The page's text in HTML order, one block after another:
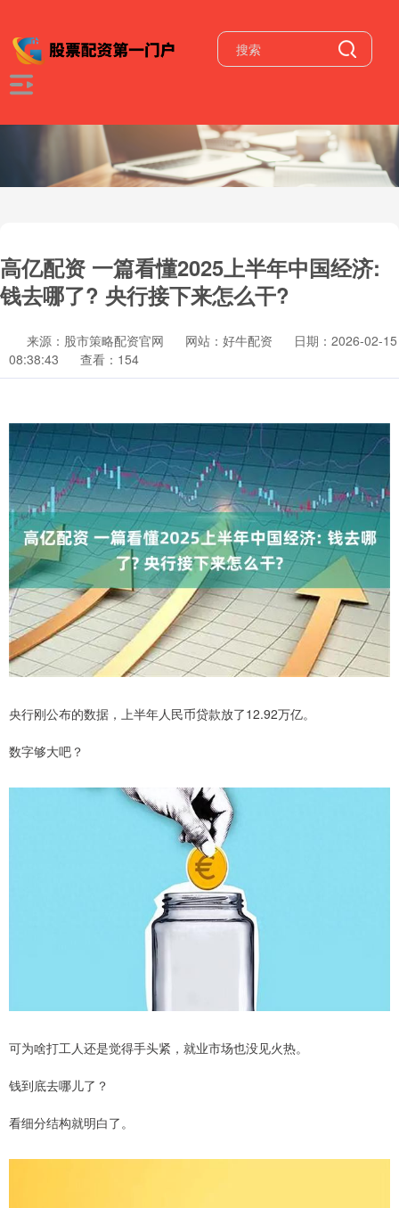
高亿配资 一篇看懂2025上半年中国经济:
钱去哪了? 央行接下来怎么干?
来源：股市策略配资官网 网站：好牛配资
日期：2026-02-15
08:38:43
查看：154
央行刚公布的数据，上半年人民币贷款放了12.92万亿。
数字够大吧？
可为啥打工人还是觉得手头紧，就业市场也没见火热。
钱到底去哪儿了？
看细分结构就明白了。